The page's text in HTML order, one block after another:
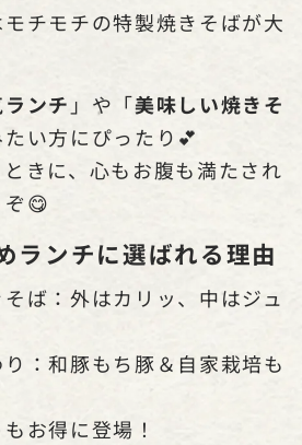
チモチの特製焼きそばが大
ランチ 」や「美味しい焼きそ
たい方にぴったり💕
きに、心もお腹も満たされ
😋
ランチに選ばれる理由
ば：外はカリッ、中はジュ
：和豚もち豚＆自家栽培も
お得に登場！